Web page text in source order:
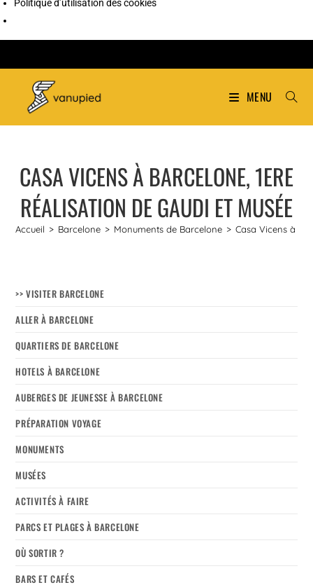
Politique d’utilisation des cookies
MENU
CASA VICENS À BARCELONE, 1ERE
RÉALISATION DE GAUDI ET MUSÉE
Accueil > Barcelone > Monuments de Barcelone > Casa Vicens à
>> VISITER BARCELONE
ALLER À BARCELONE
QUARTIERS DE BARCELONE
HOTELS À BARCELONE
AUBERGES DE JEUNESSE À BARCELONE
PRÉPARATION VOYAGE
MONUMENTS
MUSÉES
ACTIVITÉS À FAIRE
PARCS ET PLAGES À BARCELONE
OÙ SORTIR ?
BARS ET CAFÉS